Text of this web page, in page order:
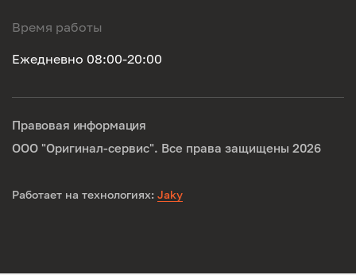
Время работы
Ежедневно 08:00-20:00
ООО "Оригинал-сервис". Все права защищены 2026
Правовая информация
Работает на технологиях: Jaky